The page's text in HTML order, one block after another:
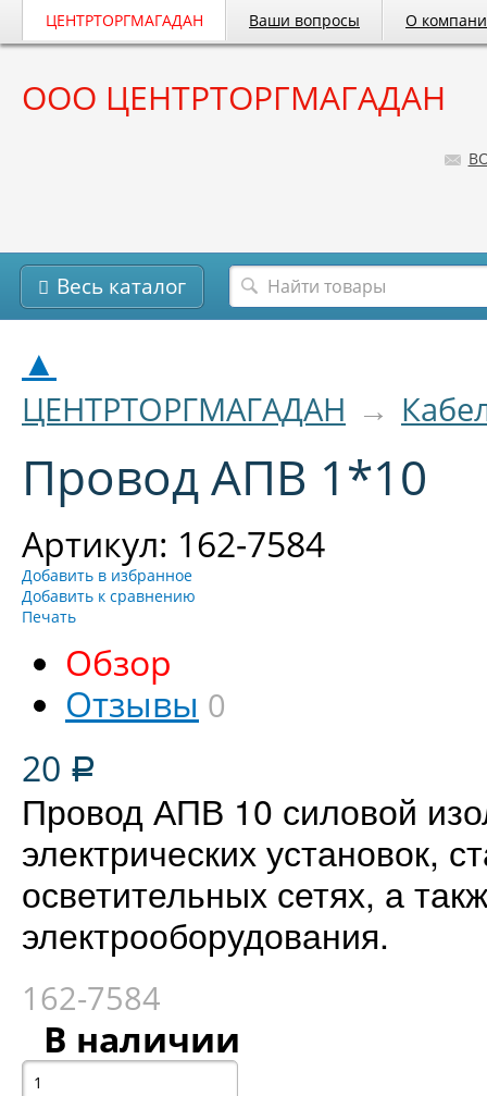
ЦЕНТРТОРГМАГАДАН Ваши вопросы О
ООО ЦЕНТРТОРГМАГАДАН
Весь каталог
▲
ЦЕНТРТОРГМАГАДАН →
Провод АПВ 1*10
Артикул: 162-7584
Добавить в избранное
Добавить к сравнению
Печать
Обзор
Отзывы 0
20 Р
Провод АПВ 10 силовой
электрических установок,
осветительных сетях, а
электрооборудования.
162-7584
В наличии